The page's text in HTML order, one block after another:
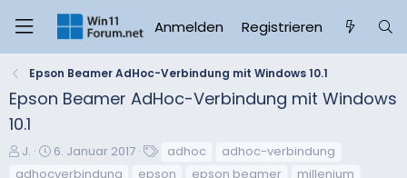
Anmelden Registrieren
Epson Beamer AdHoc-Verbindung mit Windows 10.1
Epson Beamer AdHoc-Verbindung mit Windows
10.1
E
J.
E
6. Januar 2017 adhoc
adhoc-verbindung
adhocverbindung
epson epson beamer
millenium